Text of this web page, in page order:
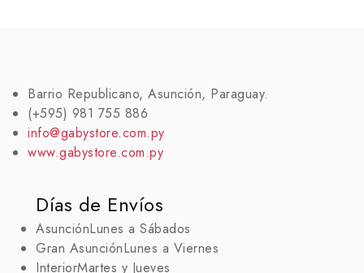
Barrio Republicano, Asunción, Paraguay.
(+595) 981 755 886
info@gabystore.com.py
www.gabystore.com.py
Días de Envíos
AsunciónLunes a Sábados
Gran AsunciónLunes a Viernes
InteriorMartes y Jueves